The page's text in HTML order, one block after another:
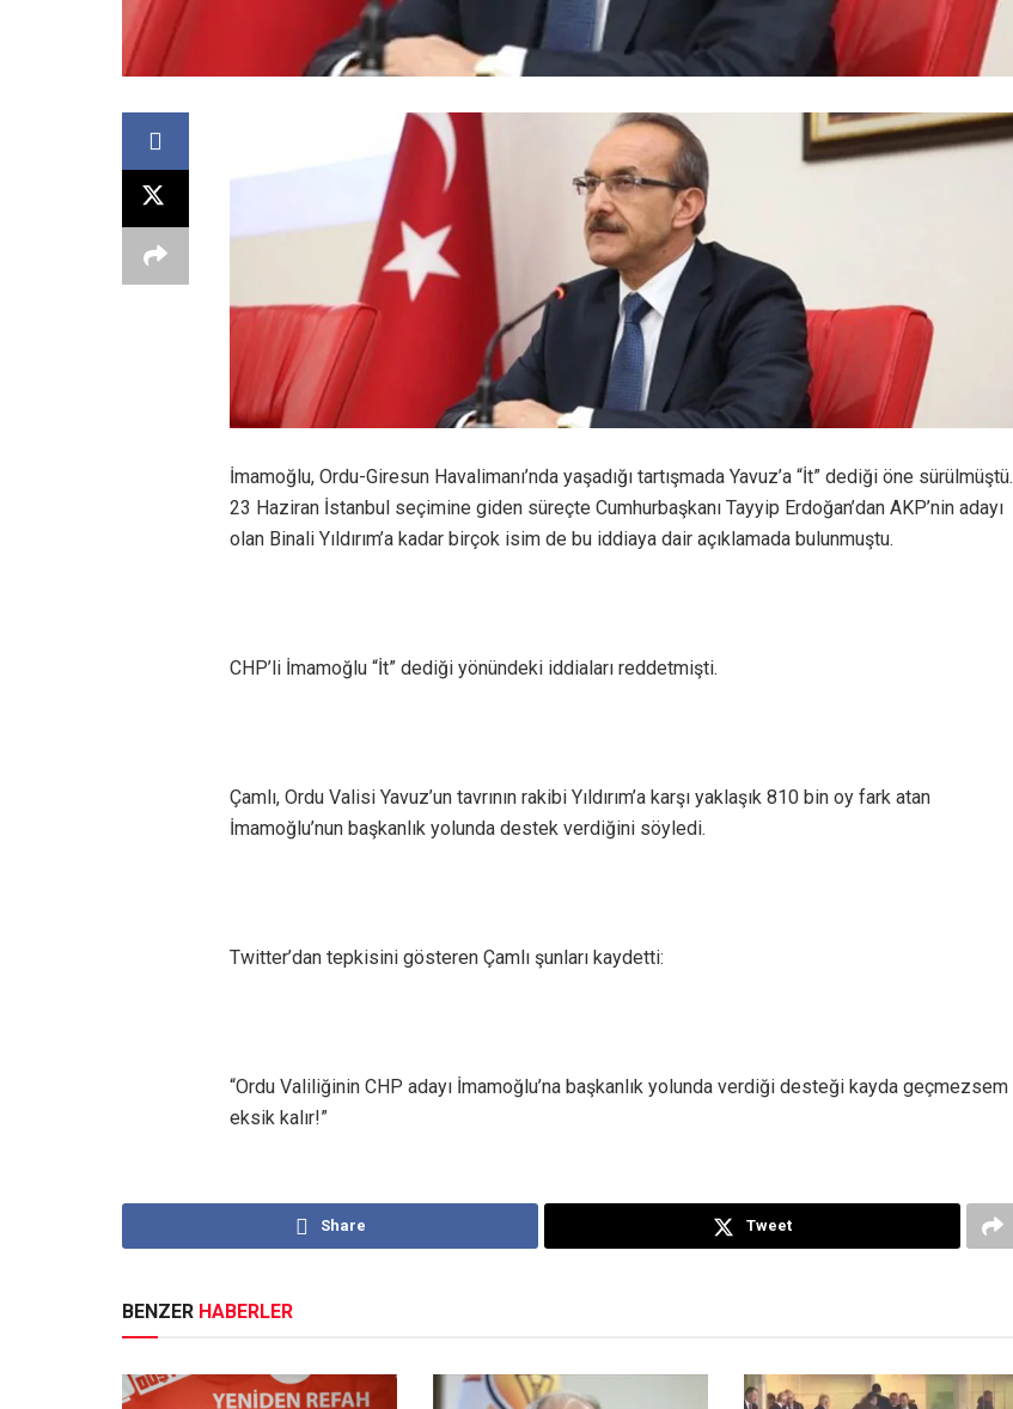
İmamoğlu, Ordu-Giresun Havalimanı’nda yaşadığı tartışmada Yavuz’a “İt” dediği öne sürülmüştü.
23 Haziran İstanbul seçimine giden süreçte Cumhurbaşkanı Tayyip Erdoğan’dan AKP’nin adayı
olan Binali Yıldırım’a kadar birçok isim de bu iddiaya dair açıklamada bulunmuştu.
CHP’li İmamoğlu “İt” dediği yönündeki iddiaları reddetmişti.
Çamlı, Ordu Valisi Yavuz’un tavrının rakibi Yıldırım’a karşı yaklaşık 810 bin oy fark atan
İmamoğlu’nun başkanlık yolunda destek verdiğini söyledi.
Twitter’dan tepkisini gösteren Çamlı şunları kaydetti:
“Ordu Valiliğinin CHP adayı İmamoğlu’na başkanlık yolunda verdiği desteği kayda geçmezsem
eksik kalır!”
Share Tweet
BENZER HABERLER